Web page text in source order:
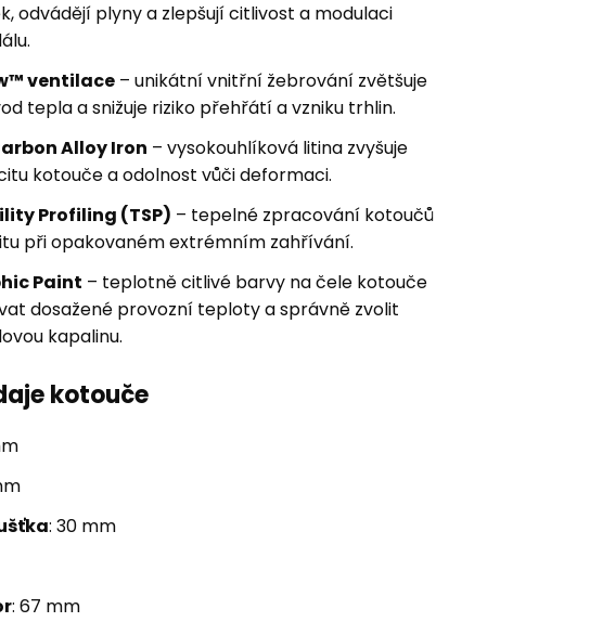
odvádějí plyny a zlepšují citlivost a modulaci
ventilace – unikátní vnitřní žebrování zvětšuje
tepla a snižuje riziko přehřátí a vzniku trhlin.
Alloy Iron – vysokouhlíková litina zvyšuje
kotouče a odolnost vůči deformaci.
Profiling (TSP) – tepelné zpracování kotoučů
při opakovaném extrémním zahřívání.
Paint – teplotně citlivé barvy na čele kotouče
dosažené provozní teploty a správně zvolit
kapalinu.
kotouče
: 30 mm
: 67 mm